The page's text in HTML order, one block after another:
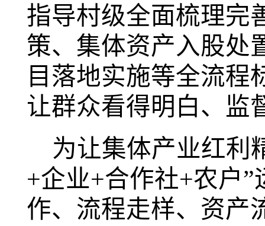
指导村级全面梳理完
策、集体资产入股处
目落地实施等全流程
让群众看得明白、监
为让集体产业红利
+企业+合作社+农户
作、流程走样、资产